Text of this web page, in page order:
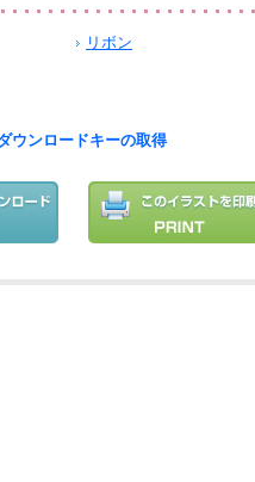
リボン
ウンロードキーの取得